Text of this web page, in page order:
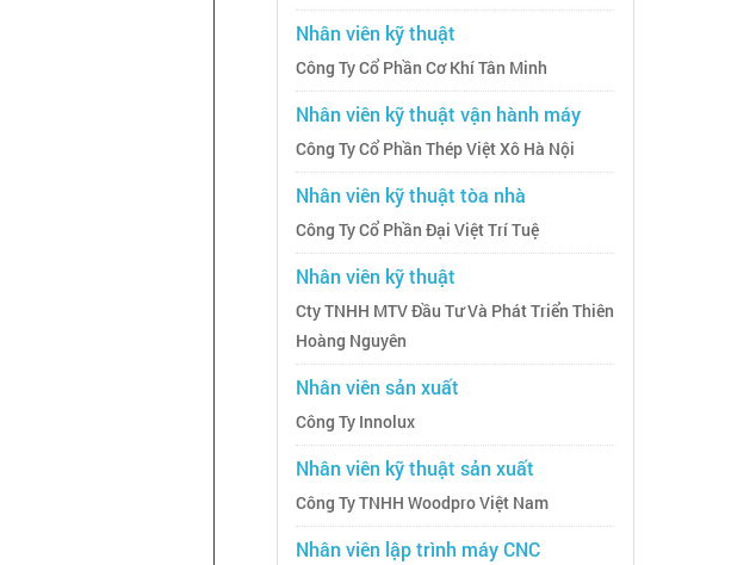
Nhân viên kỹ thuật
Công Ty Cổ Phần Cơ Khí Tân Minh
Nhân viên kỹ thuật vận hành máy
Công Ty Cổ Phần Thép Việt Xô Hà Nội
Nhân viên kỹ thuật tòa nhà
Công Ty Cổ Phần Đại Việt Trí Tuệ
Nhân viên kỹ thuật
Cty TNHH MTV Đầu Tư Và Phát Triển Thiên
Hoàng Nguyên
Nhân viên sản xuất
Công Ty Innolux
Nhân viên kỹ thuật sản xuất
Công Ty TNHH Woodpro Việt Nam
Nhân viên lập trình máy CNC